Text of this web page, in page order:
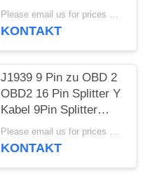
Y Kabel
Please email us for prices MOQ:100 Stück
KONTAKT
J1939 9 Pin zu OBD 2
OBD2 16 Pin Splitter Y
Kabel 9Pin Splitter
Drahtgurt für Lkw GPSPlease email us for prices MOQ:100 Stück
KONTAKT